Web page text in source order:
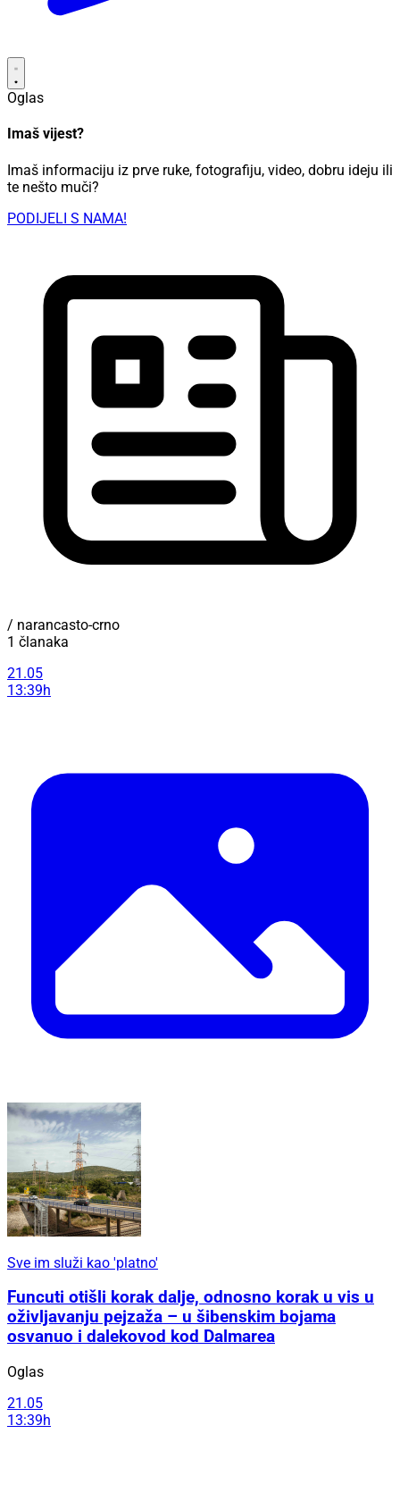
Oglas
Imaš vijest?
Imaš informaciju iz prve ruke, fotografiju, video, dobru ideju ili
te nešto muči?
PODIJELI S NAMA!
/ narancasto-crno
1 članaka
21.05
13:39h
Sve im služi kao 'platno'
Funcuti otišli korak dalje, odnosno korak u vis u
oživljavanju pejzaža – u šibenskim bojama
osvanuo i dalekovod kod Dalmarea
Oglas
21.05
13:39h